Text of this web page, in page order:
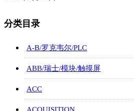
分类目录
A-B/罗克韦尔/PLC
ABB/瑞士/模块/触摸屏
ACC